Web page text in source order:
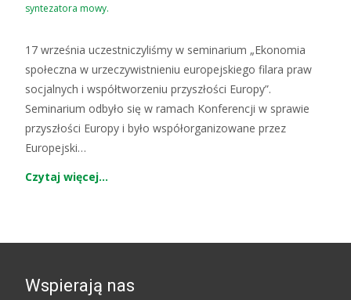
syntezatora mowy.
17 września uczestniczyliśmy w seminarium „Ekonomia
społeczna w urzeczywistnieniu europejskiego filara praw
socjalnych i współtworzeniu przyszłości Europy”.
Seminarium odbyło się w ramach Konferencji w sprawie
przyszłości Europy i było współorganizowane przez
Europejski…
Czytaj więcej…
Wspierają nas